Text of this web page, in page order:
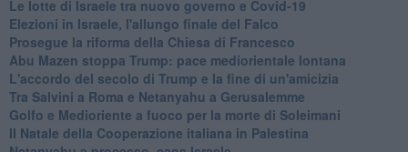
Le lotte di Israele tra nuovo governo e Covid-19
Elezioni in Israele, l'allungo finale del Falco
Prosegue la riforma della Chiesa di Francesco
Abu Mazen stoppa Trump: pace mediorientale lontana
L'accordo del secolo di Trump e la fine di un'amicizia
Tra Salvini a Roma e Netanyahu a Gerusalemme
Golfo e Medioriente a fuoco per la morte di Soleimani
Il Natale della Cooperazione italiana in Palestina